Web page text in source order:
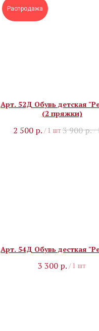
Распродажа
Арт. 52Д Обувь детская
(2 пряжки)
2 500 р. / 1 шт 3 900р./
Арт. 54Д Обувь десткая
3 300 р. / 1 шт